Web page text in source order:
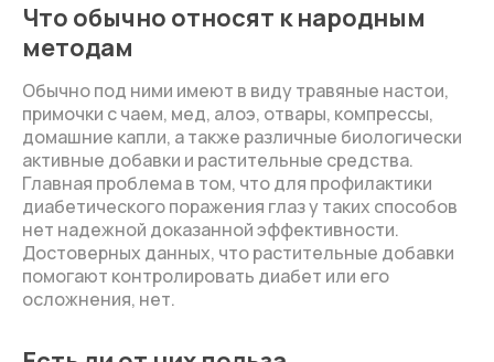
Что обычно относят к народным
методам
Обычно под ними имеют в виду травяные настои,
примочки с чаем, мед, алоэ, отвары, компрессы,
домашние капли, а также различные биологически
активные добавки и растительные средства.
Главная проблема в том, что для профилактики
диабетического поражения глаз у таких способов
нет надежной доказанной эффективности.
Достоверных данных, что растительные добавки
помогают контролировать диабет или его
осложнения, нет.